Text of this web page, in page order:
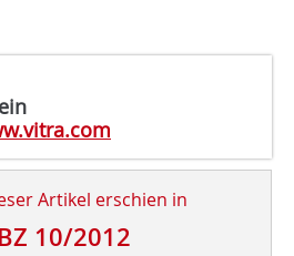
Artikel erschien in
10/2012